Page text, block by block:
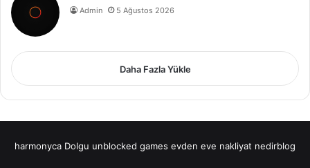
Admin 5 Ağustos 2026
Daha Fazla Yükle
harmonyca Dolgu unblocked games evden eve nakliyat nedirblog